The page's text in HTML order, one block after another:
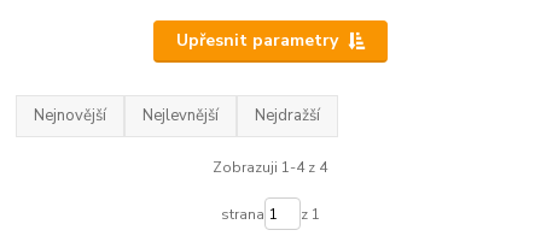
Upřesnit parametry
Nejnovější Nejlevnější Nejdražší
Zobrazuji 1-4 z 4
strana z 1